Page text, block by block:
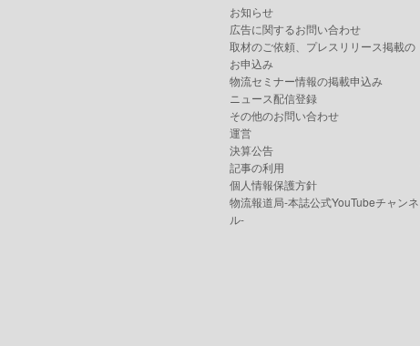
お知らせ
広告に関するお問い合わせ
取材のご依頼、プレスリリース掲載の
お申込み
物流セミナー情報の掲載申込み
ニュース配信登録
その他のお問い合わせ
運営
決算公告
記事の利用
個人情報保護方針
物流報道局-本誌公式YouTubeチャンネ
ル-